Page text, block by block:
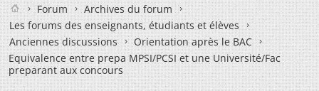
Forum
Archives du forum
Les forums des enseignants, étudiants et élèves
Anciennes discussions
Orientation après le BAC
Equivalence entre prepa MPSI/PCSI et une Université/Fac
preparant aux concours